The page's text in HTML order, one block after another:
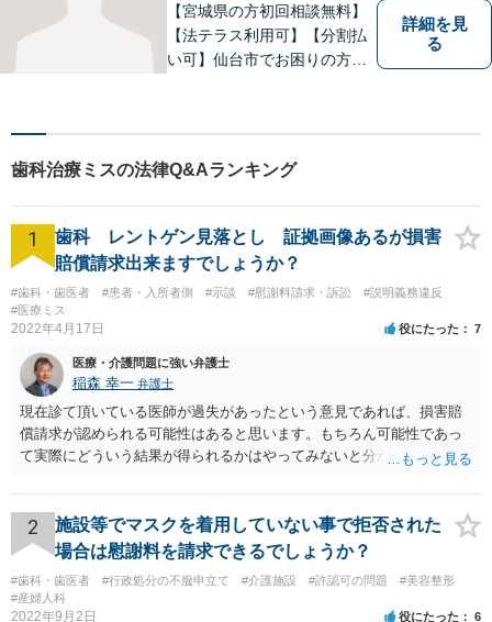
【宮城県の方初回相談無料】
【法テラス利用可】【分割払
い可】仙台市でお困りの方
問題だけでなく、その後の事
詳細を見
る
歯科治療ミスの法律Q&Aランキング
1
歯科 レントゲン見落とし 証拠画像あるが損害
賠償請求出来ますでしょうか？
#歯科・歯医者 #患者・入所者側 #示談 #慰謝料請求・訴訟
#説明義務違反
#医療ミス
2022年4月17日 役にたった 7
医療・介護問題に強い弁護士
稲森 幸一 弁護士
現在診て頂いている医師が過失があったという意見であれば、損害賠
償請求が認められる可能性はあると思います。もちろん可能性であっ
て実際にどういう結果が得られるかはやってみないと分かりません
療費や精神的苦痛を受けた分の慰謝料や仕事に影響があれば休業損害
などが考えられます。 頑張ってください。
2
施設等でマスクを着用していない事で拒否された
場合は慰謝料を請求できるでしょうか？
#歯科・歯医者 #行政処分の不服申立て #介護施設 #許認可の問題
#美容整形
#産婦人科
2022年9月2日 役にたった 6